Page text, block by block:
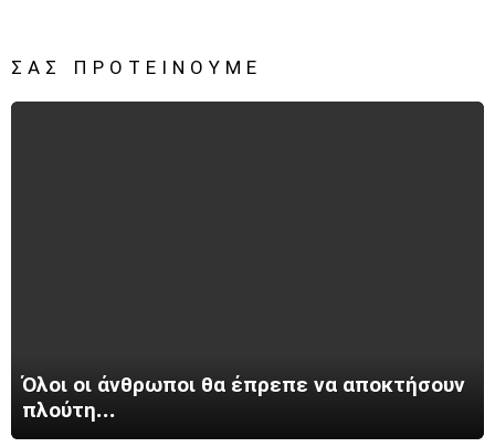
ΣΑΣ ΠΡΟΤΕΊΝΟΥΜΕ
Όλοι οι άνθρωποι θα έπρεπε να αποκτήσουν
πλούτη…